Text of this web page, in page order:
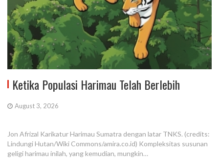
Ketika Populasi Harimau Telah Berlebih
August 3, 2026
Jon Afrizal Karikatur Harimau Sumatra dengan latar TNKS. (credits:
Lindungi Hutan/Wiki Commons/amira.co.id) Kompleksitas susunan
geligi harimau inilah, yang kemudian, mungkin…